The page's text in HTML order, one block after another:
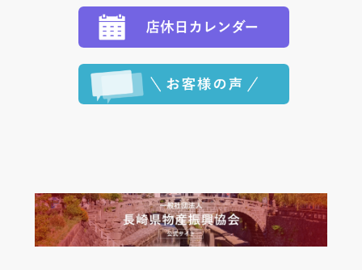
程に合わせてお届けいたします。）